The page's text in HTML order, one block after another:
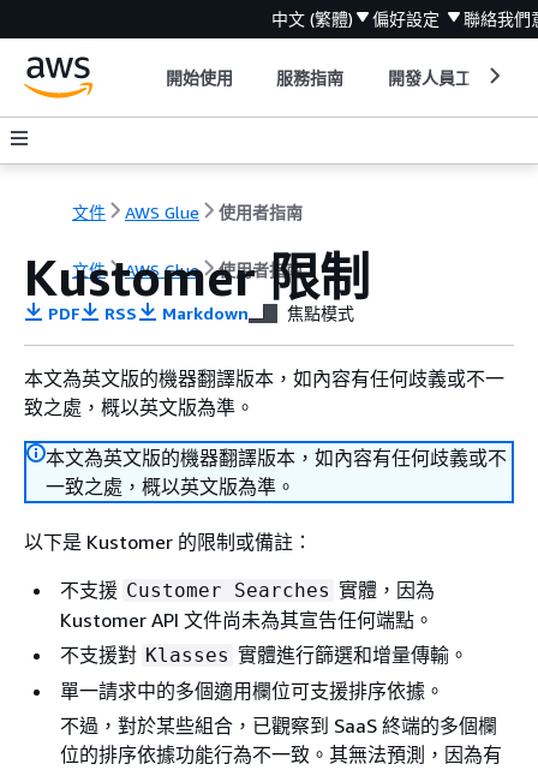
中文 (繁體) 偏好設定 聯絡我們
開始使用 服務指南 開發人員工具
文件 AWS Glue 使用者指南
文件 AWS Glue 使用者指南
Kustomer 限制
PDF RSS Markdown 焦點模式
本文為英文版的機器翻譯版本，如內容有任何歧義或不一
致之處，概以英文版為準。
本文為英文版的機器翻譯版本，如內容有任何歧義或不
一致之處，概以英文版為準。
以下是 Kustomer 的限制或備註：
不支援 Customer Searches 實體，因為
Kustomer API 文件尚未為其宣告任何端點。
不支援對 Klasses 實體進行篩選和增量傳輸。
單一請求中的多個適用欄位可支援排序依據。
不過，對於某些組合，已觀察到 SaaS 終端的多個欄
位的排序依據功能行為不一致。其無法預測，因為有